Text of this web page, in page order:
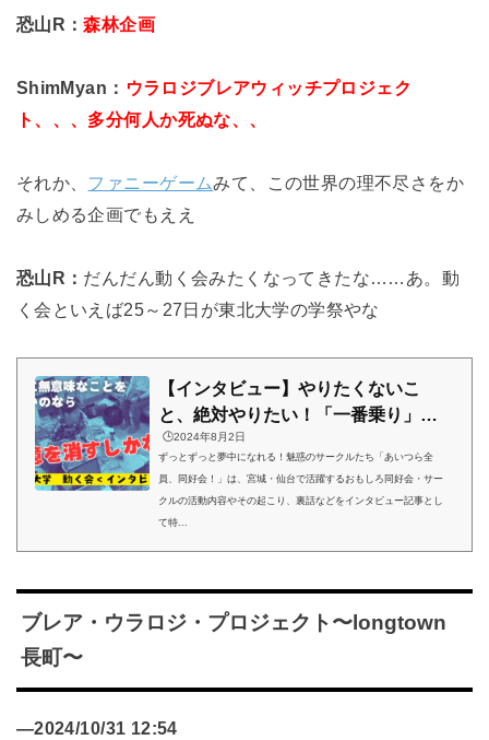
恐山R：森林企画
ShimMyan： ウラロジブレアウィッチプロジェク
ト、、、多分何人か死ぬな、、
それか、 ファニーゲームみて、この世界の理不尽さをか
みしめる企画でもええ
恐山R： だんだん動く会みたくなってきたな…… あ。動
く会といえば25～27日が東北大学の学祭やな
【インタビュー】やりたくないこ
と、絶対やりたい！「一番乗り」の
猛者・東北大学 動く会
🕒️2024年8月2日
ずっとずっと夢中になれる！魅惑のサークルたち「あいつら全
員、同好会！」は、宮城・仙台で活躍するおもしろ同好会・サー
クルの活動内容やその起こり、裏話などをインタビュー記事とし
て特...
ブレア・ウラロジ・プロジェクト〜longtown
長町〜
—2024/10/31 12:54